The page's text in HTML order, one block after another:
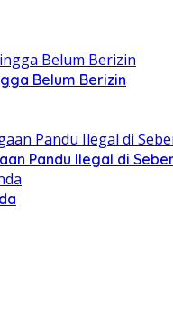
Belum Berizin
Pandu Ilegal di